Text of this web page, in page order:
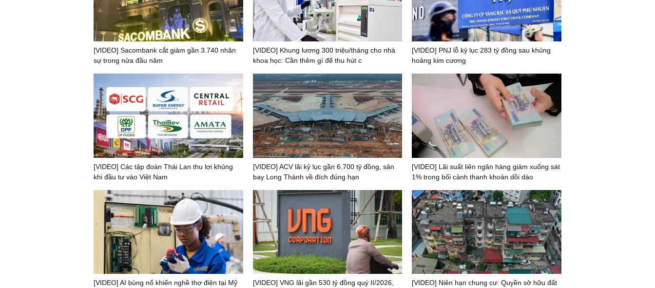
[VIDEO] Sacombank cắt giảm gần 3.740 nhân
sự trong nửa đầu năm
[VIDEO] Khung lương 300 triệu/tháng cho nhà
khoa học: Cần thêm gì để thu hút c
[VIDEO] PNJ lỗ kỷ lục 283 tỷ đồng sau khủng
hoảng kim cương
[VIDEO] Các tập đoàn Thái Lan thu lợi khủng
khi đầu tư vào Việt Nam
[VIDEO] ACV lãi kỷ lục gần 6.700 tỷ đồng, sân
bay Long Thành về đích đúng hạn
[VIDEO] Lãi suất liên ngân hàng giảm xuống sát
1% trong bối cảnh thanh khoản dồi dào
[VIDEO] AI bùng nổ khiến nghề thợ điện tại Mỹ
[VIDEO] VNG lãi gần 530 tỷ đồng quý II/2026,
[VIDEO] Niên hạn chung cư: Quyền sở hữu đất